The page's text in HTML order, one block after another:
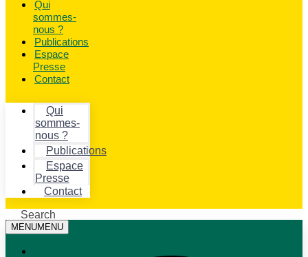
Qui
sommes-
nous ?
Publications
Espace
Presse
Contact
Qui
sommes-
nous ?
Publications
Espace
Presse
Contact
Search
MENUMENU